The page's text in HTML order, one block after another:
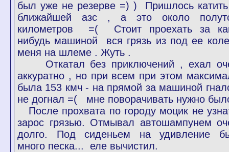
был уже не резерве =) ) Пришлось
ближайшей азс , а это около
километров =( Стоит проехать за
нибудь машиной вся грязь из под ее
меня на шлеме . Жуть .
Откатал без приключений , ехал
аккуратно , но при всем при этом
была 153 кмч - на прямой за машиной
не догнал =( мне поворачивать нужно
После прохвата по городу моцик не
зарос грязью. Отмывал автошампунем
долго. Под сиденьем на удивление
много песка... еле вычистил.